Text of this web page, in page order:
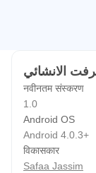
नवीनतम संस्करण
1.0
Android OS
Android 4.0.3+
विकासकार
Safaa Jassim